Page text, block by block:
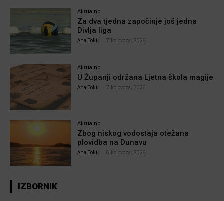
Aktualno
Za dva tjedna započinje još jedna
Divlja liga
Ana Tokić 7 kolovoza, 2026
Aktualno
U Županji održana Ljetna škola magije
Ana Tokić 7 kolovoza, 2026
Aktualno
Zbog niskog vodostaja otežana
plovidba na Dunavu
Ana Tokić 6 kolovoza, 2026
IZBORNIK